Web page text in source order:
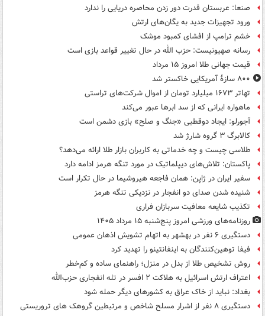
صنعا: عربستان قدرت دور زدن محاصره دریایی را ندارد
ورود تجهیزات جدید به یگان‌های ارتش
خشم ترامپ از افشای کمبود موشک
رسانه صهیونیست: حزب الله در حال تغییر قواعد بازی است
قیمت جهانی طلا امروز ۱۵ مرداد
۸۰۰ سازۀ آمریکایی خاکستر شد
تهاتر ۱۶۷۳ میلیارد تومان از اموال شرکت‌های تراستی
ماهواره ایرانی که از سد ابرها عبور می‌کند
آجورلو: ایجاد دوقطبی «جنگ و صلح‌» بازی دشمن است
کالابرگ ۳ گروه شارژ شد
طلاسی چیست و چه خدماتی به کاربران بازار طلا ارائه می‌دهد؟
پاکستان: تلاش‌های دیپلماتیک در مورد تنگه هرمز ادامه دارد
سفیر ایران در ژاپن: همان فاجعه هیروشیما در حال تکرار است
شنیده شدن صدای دو انفجار در نزدیکی تنگه هرمز
تکذیب شایعه معافیت سربازان فراری
روزنامه‌های ورزشی امروز پنج‌شنبه ۱۵ مرداد ۱۴۰۵
دستگیری ۶ نفر در بهشهر به اتهام تشویش اذهان عمومی
فیفا توهین‌کنندگان به اینفانتینو را تهدید کرد
روش تشخیص طلا از بدل در منزل؛ راهنمای ساده و کم‌خطر
اعتراف ارتش اسرائیل به هلاکت ۲ افسر در تله انفجاری حزب‌الله
بغداد: نباید از خاک عراق به کشورهای دیگر حمله شود
دستگیری ۸ نفر از اشرار مسلح شاخص و مرتبطین گروهک های تروریستی